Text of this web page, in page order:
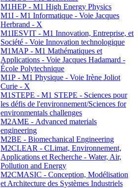
M1HEP - M1 High Energy Physics
M1I - M1 Informatique - Voie Jacques
Herbrand - X
M1IESVIT - M1 Innovation, Entreprise, et
Société - Voie Innovation technologique
M1MAP - M1 Mathématiques et
Applications - Voie Jacques Hadamard -
École Polytechnique
M1P - M1 Physique - Voie Irène Joliot
Curie - X
M1STEPE - M1 STEPE - Sciences pour
les défis de l'environnement/Sciences for
environmentals challenges
M2AME - Advanced materials
engineering
M2BE - Biomechanical Engineering
M2CLEAR - CLimat, Environnement,
Applications et Recherche - Water, Air,
Pollution and Energy
M2CMASIC - Conception, Modélisation
et Architecture des Systèmes Industriels